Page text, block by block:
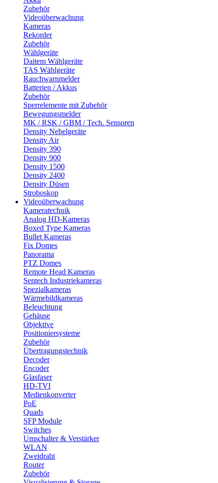
Zubehör
Videoüberwachung
Kameras
Rekorder
Zubehör
Wählgeräte
Daitem Wählgeräte
TAS Wählgeräte
Rauchwarnmelder
Batterien / Akkus
Zubehör
Sperrelemente mit Zubehör
Bewegungsmelder
MK / RSK / GBM / Tech. Sensoren
Density Nebelgeräte
Density Air
Density 390
Density 900
Density 1500
Density 2400
Density Düsen
Stroboskop
Videoüberwachung
Kameratechnik
Analog HD-Kameras
Boxed Type Kameras
Bullet Kameras
Fix Domes
Panorama
PTZ Domes
Remote Head Kameras
Sentech Industriekameras
Spezialkameras
Wärmebildkameras
Beleuchtung
Gehäuse
Objektive
Positioniersysteme
Zubehör
Übertragungstechnik
Decoder
Encoder
Glasfaser
HD-TVI
Medienkonverter
PoE
Quads
SFP Module
Switches
Umschalter & Verstärker
WLAN
Zweidraht
Router
Zubehör